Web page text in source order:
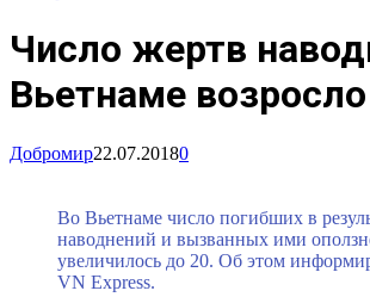
Число жертв
Вьетнаме
Добромир22.07.20180
Во Вьетнаме число погибших в
наводнений и вызванных ими
увеличилось до 20. Об этом
VN Express.